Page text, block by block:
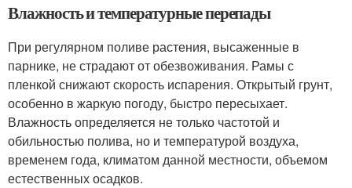
Влажность и температурные перепады
При регулярном поливе растения, высаженные в
парнике, не страдают от обезвоживания. Рамы с
пленкой снижают скорость испарения. Открытый грунт,
особенно в жаркую погоду, быстро пересыхает.
Влажность определяется не только частотой и
обильностью полива, но и температурой воздуха,
временем года, климатом данной местности, объемом
естественных осадков.